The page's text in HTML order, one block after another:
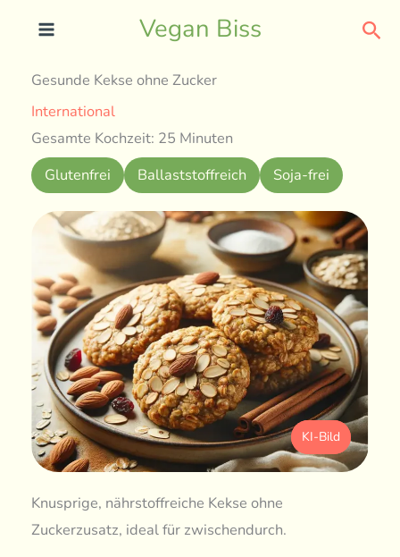
Vegan Biss
Gesunde Kekse ohne Zucker
International
Gesamte Kochzeit: 25 Minuten
Glutenfrei
Ballaststoffreich Soja-frei
KI-Bild
Knusprige, nährstoffreiche Kekse ohne
Zuckerzusatz, ideal für zwischendurch.